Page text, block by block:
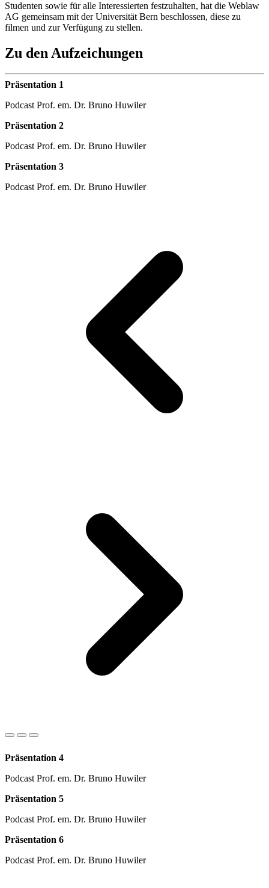
Studenten sowie für alle Interessierten festzuhalten, hat die Weblaw
AG gemeinsam mit der Universität Bern beschlossen, diese zu
filmen und zur Verfügung zu stellen.
Zu den Aufzeichungen
Präsentation 1
Podcast Prof. em. Dr. Bruno Huwiler
Präsentation 2
Podcast Prof. em. Dr. Bruno Huwiler
Präsentation 3
Podcast Prof. em. Dr. Bruno Huwiler
Präsentation 4
Podcast Prof. em. Dr. Bruno Huwiler
Präsentation 5
Podcast Prof. em. Dr. Bruno Huwiler
Präsentation 6
Podcast Prof. em. Dr. Bruno Huwiler